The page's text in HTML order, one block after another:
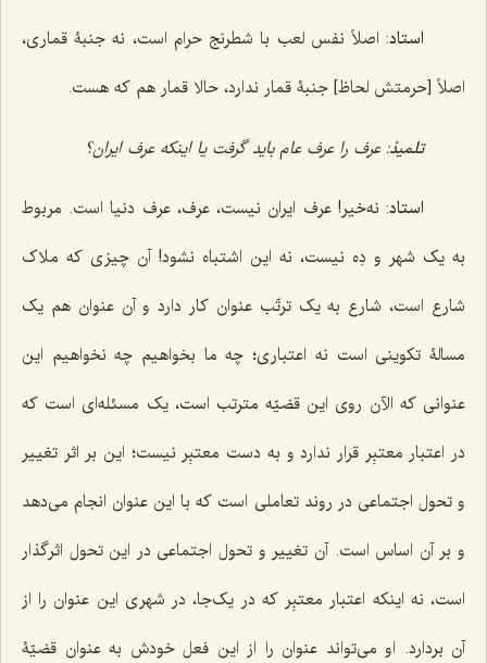
استاد: اصلاً نفس لعب با شطرنج حرام است، نه جنبۀ قماری،
اصلاً [حرمتش لحاظ] جنبۀ قمار ندارد، حالا قمار هم که هست.
تلمیذ: عرف را عرف عام باید گرفت یا اینکه عرف ایران؟
استاد: نه‌خیر! عرف ایران نیست، عرف، عرف دنیا است. مربوط
به یک شهر و دِه نیست، نه این اشتباه نشود! آن چیزی که ملاک
شارع است، شارع به یک ترتّب عنوان کار دارد و آن عنوان هم یک
مسالۀ تکوینی است نه اعتباری؛ چه ما بخواهیم چه نخواهیم این
عنوانی که الآن روی این قضیّه مترتب است، یک مسئله‌ای است که
در اعتبار معتبِر قرار ندارد و به دست معتبِر نیست؛ این بر اثر تغییر
و تحول اجتماعی در روند تعاملی است که با این عنوان انجام می‌دهد
و بر آن اساس است. آن تغییر و تحول اجتماعی در این تحول اثرگذار
است، نه اینکه اعتبار معتبِر که در یک‌جا، در شهری این عنوان را از
آن بردارد. او می‌تواند عنوان را از این فعل خودش به عنوان قضیّۀ